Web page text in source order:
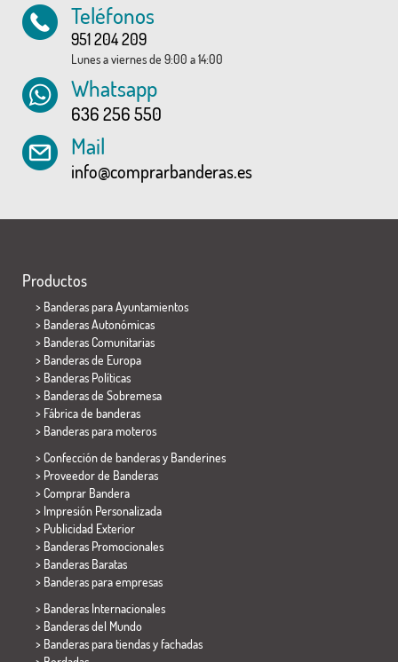
Teléfonos
951 204 209
Lunes a viernes de 9:00 a 14:00
Whatsapp
636 256 550
Mail
info@comprarbanderas.es
Productos
> Banderas para Ayuntamientos
> Banderas Autonómicas
> Banderas Comunitarias
> Banderas de Europa
> Banderas Políticas
> Banderas de Sobremesa
> Fábrica de banderas
> Banderas para moteros
> Confección de banderas y Banderines
> Proveedor de Banderas
> Comprar Bandera
> Impresión Personalizada
> Publicidad Exterior
> Banderas Promocionales
> Banderas Baratas
> Banderas para empresas
> Banderas Internacionales
> Banderas del Mundo
> Banderas para tiendas y fachadas